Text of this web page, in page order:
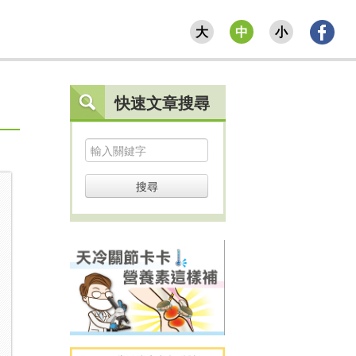
大 中 小
快速文章搜尋
搜尋